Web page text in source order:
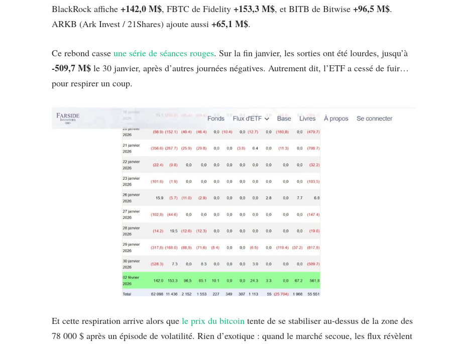
BlackRock affiche +142,0 M$, FBTC de Fidelity +153,3 M$, et BITB de Bitwise +96,5 M$.
ARKB (Ark Invest / 21Shares) ajoute aussi +65,1 M$.
Ce rebond casse une série de séances rouges. Sur la fin janvier, les sorties ont été lourdes, jusqu’à
-509,7 M$ le 30 janvier, après d’autres journées négatives. Autrement dit, l’ETF a cessé de fuir…
pour respirer un coup.
Et cette respiration arrive alors que le prix du bitcoin tente de se stabiliser au-dessus de la zone des
78 000 $ après un épisode de volatilité. Rien d’exotique : quand le marché secoue, les flux révèlent